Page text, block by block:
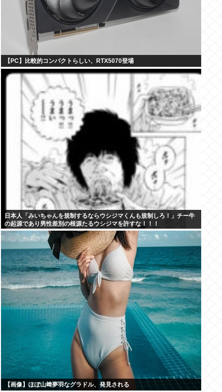
【PC】比較的コンパクトらしい、RTX5070登場
日本人「みいちゃんを規制するならウシジマくんも規制しろ！」チー牛
の起源であり男性差別の根源たるウシジマを許すな！！！
【画像】ほぼ山﨑夢羽なグラドル、発見される